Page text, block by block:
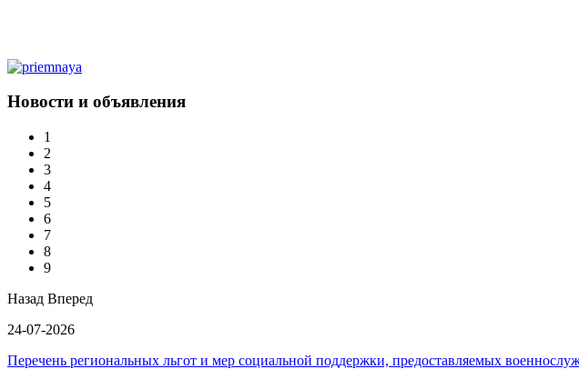
Новости и объявления
1
2
3
4
5
6
7
8
9
Назад Вперед
24-07-2026
Перечень региональных льгот и мер социальной поддержки, предоставляемых